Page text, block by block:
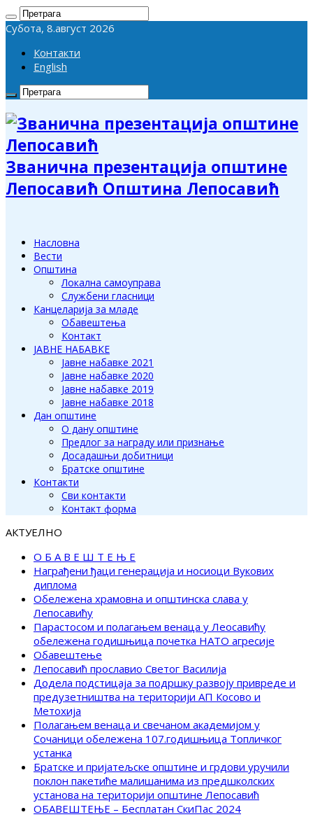
Субота, 8.август 2026
Контакти
English
Званична презентација општине
Лепосавић Општина Лепосавић
Насловна
Вести
Општина
Локална самоуправа
Службени гласници
Канцеларија за младе
Обавештења
Контакт
ЈАВНЕ НАБАВКЕ
Јавне набавке 2021
Јавне набавке 2020
Јавне набавке 2019
Јавне набавке 2018
Дан општине
О дану општине
Предлог за награду или признање
Досадашњи добитници
Братске општине
Контакти
Сви контакти
Контакт форма
АКТУЕЛНО
О Б А В Е Ш Т Е Њ Е
Награђени ђаци генерација и носиоци Вукових
диплома
Обележена храмовна и општинска слава у
Лепосавићу
Парастосом и полагањем венаца у Леосавићу
обележена годишњица почетка НАТО агресије
Обавештење
Лепосавић прославио Светог Василија
Додела подстицаја за подршку развоју привреде и
предузетништва на територији АП Косово и
Метохија
Полагањем венаца и свечаном академијом у
Сочаници обележена 107.годишњица Топличког
устанка
Братске и пријатељске општине и грдови уручили
поклон пакетиће малишанима из предшколских
установа на територији општине Лепосавић
ОБАВЕШТЕЊЕ – Бесплатан СкиПас 2024